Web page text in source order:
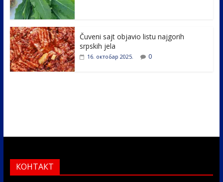
Čuveni sajt objavio listu najgorih
srpskih jela
16. октобар 2025. 0
КОНТАКТ